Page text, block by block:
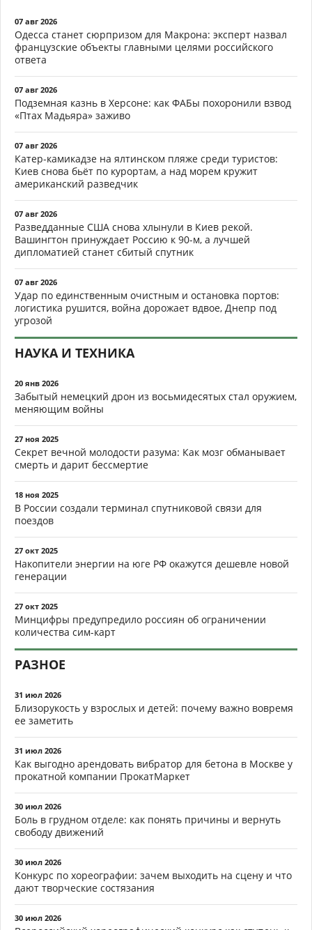
07 авг 2026
Одесса станет сюрпризом для Макрона: эксперт назвал
французские объекты главными целями российского
ответа
07 авг 2026
Подземная казнь в Херсоне: как ФАБы похоронили взвод
«Птах Мадьяра» заживо
07 авг 2026
Катер-камикадзе на ялтинском пляже среди туристов:
Киев снова бьёт по курортам, а над морем кружит
американский разведчик
07 авг 2026
Разведданные США снова хлынули в Киев рекой.
Вашингтон принуждает Россию к 90-м, а лучшей
дипломатией станет сбитый спутник
07 авг 2026
Удар по единственным очистным и остановка портов:
логистика рушится, война дорожает вдвое, Днепр под
угрозой
НАУКА И ТЕХНИКА
20 янв 2026
Забытый немецкий дрон из восьмидесятых стал оружием,
меняющим войны
27 ноя 2025
Секрет вечной молодости разума: Как мозг обманывает
смерть и дарит бессмертие
18 ноя 2025
В России создали терминал спутниковой связи для
поездов
27 окт 2025
Накопители энергии на юге РФ окажутся дешевле новой
генерации
27 окт 2025
Минцифры предупредило россиян об ограничении
количества сим-карт
РАЗНОЕ
31 июл 2026
Близорукость у взрослых и детей: почему важно вовремя
ее заметить
31 июл 2026
Как выгодно арендовать вибратор для бетона в Москве у
прокатной компании ПрокатМаркет
30 июл 2026
Боль в грудном отделе: как понять причины и вернуть
свободу движений
30 июл 2026
Конкурс по хореографии: зачем выходить на сцену и что
дают творческие состязания
30 июл 2026